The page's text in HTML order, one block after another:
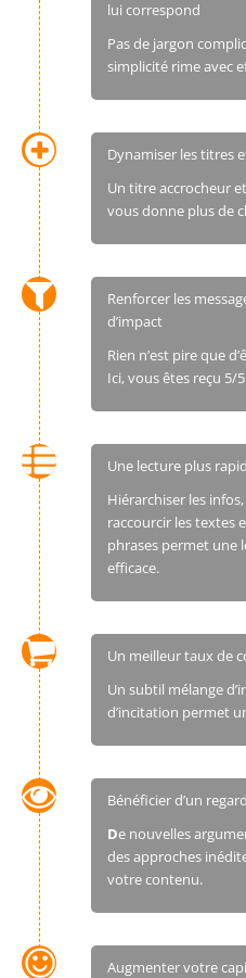
lui correspond
Pas de jargon
simplicité rime avec
Dynamiser les titres
Un titre accrocheur
vous donne plus de
Renforcer les
d’impact
Rien n’est pire que
Ici, vous êtes reçu 5/
Une lecture plus
Hiérarchiser les
raccourcir les textes
phrases permet une
efficace.
Un meilleur taux de
Un subtil mélange
d’incitation permet
Bénéficier d’un
De nouvelles
des approches
votre contenu.
Augmenter votre